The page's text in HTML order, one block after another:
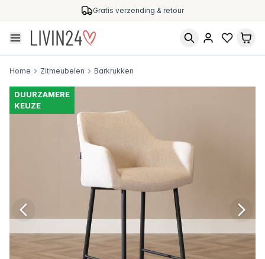
Gratis verzending & retour
Home Zitmeubelen Barkrukken
DUURZAMERE
KEUZE